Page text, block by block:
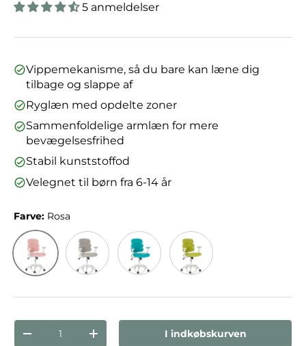
5 anmeldelser
Vippemekanisme, så du bare kan læne dig
tilbage og slappe af
Ryglæn med opdelte zoner
Sammenfoldelige armlæn for mere
bevægelsesfrihed
Stabil kunststoffod
Velegnet til børn fra 6-14 år
Farve: Rosa
Reducer mængdenForøg mængdenI indkøbskurven